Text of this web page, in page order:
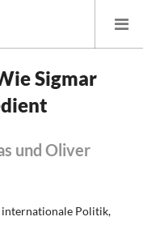
Sigmar
und Oliver
internationale Politik,